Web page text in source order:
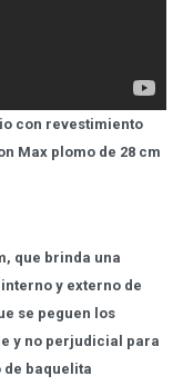
con revestimiento
Max plomo de 28 cm
que brinda una
y externo de
se peguen los
y no perjudicial para
de baquelita